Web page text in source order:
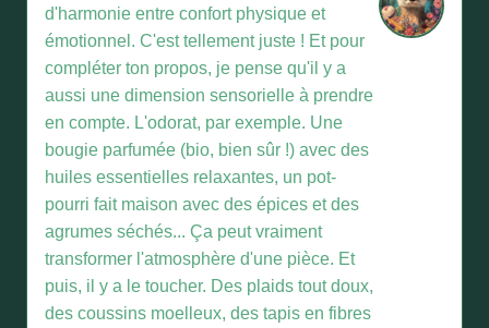
d'harmonie entre confort physique et
émotionnel. C'est tellement juste ! Et pour
compléter ton propos, je pense qu'il y a
aussi une dimension sensorielle à prendre
en compte. L'odorat, par exemple. Une
bougie parfumée (bio, bien sûr !) avec des
huiles essentielles relaxantes, un pot-
pourri fait maison avec des épices et des
agrumes séchés... Ça peut vraiment
transformer l'atmosphère d'une pièce. Et
puis, il y a le toucher. Des plaids tout doux,
des coussins moelleux, des tapis en fibres